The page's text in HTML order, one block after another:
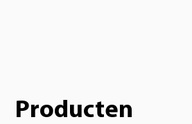
Producten